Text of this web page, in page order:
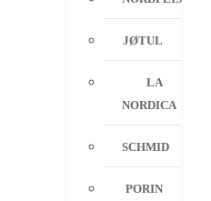
JØTUL
LA
NORDICA
SCHMID
PORIN